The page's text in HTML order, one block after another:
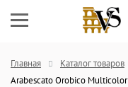
Главная Каталог товаров
Arabescato Orobico Multicolor